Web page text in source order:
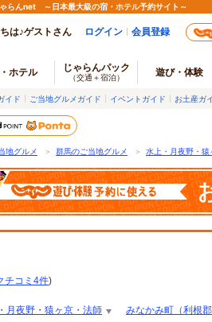
らんnet ～日本最大級の宿・ホテル予約サイト～
は♪ゲストさん ログイン 会員登録
ホテル じゃらんパック
（交通＋宿泊） 遊び・体験
イド ご当地グルメガイド イベントガイド お土産ガ
地グルメ ＞ 群馬のご当地グルメ ＞ 水上・月夜野・猿
チコミ 4件)
月夜野・猿ヶ京・法師 みなかみ町（利根郡